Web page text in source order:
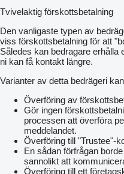
types of soil, depending on
field crops and agricultural
Additional equipment:
turbo-cutters - allow using
(sunflower and corn) in the
skrebnitsa - allows you to
the filamentous weed;
tanks for bulk and liquid
Specifications
Productivity, ha / h
Working width, m
Aggregation method
Working speed, km / hour
Depth of processing,
The number of sections of
Tvivelaktig förskottsbetalning
Den vanligaste typen av
viss förskottsbetalning för att
Således kan bedragare erhålla
ni kan få kontakt längre.
Varianter av detta bedrägeri
Överföring av
Gör ingen
processen att överföra
meddelandet.
Överföring till "Trustee"-
En sådan förfrågan
sannolikt att
Överföring till ett